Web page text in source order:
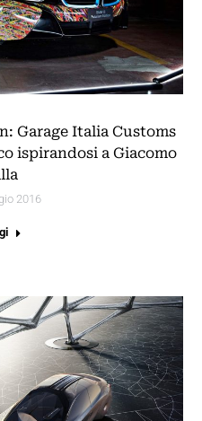
Garage Italia Customs
ispirandosi a Giacomo
2016